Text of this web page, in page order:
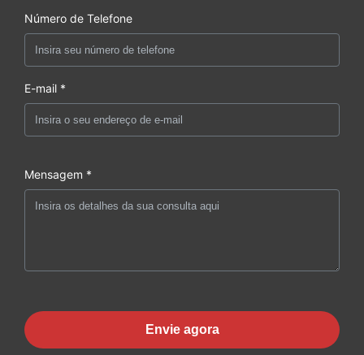
Número de Telefone
E-mail *
Mensagem *
Envie agora